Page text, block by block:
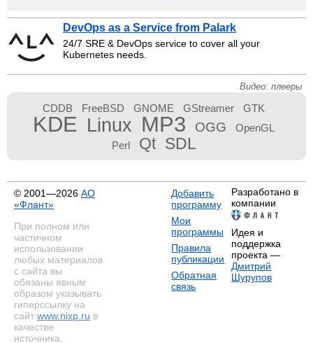
DevOps as a Service from Palark
24/7 SRE & DevOps service to cover all your
Kubernetes needs.
Видео: плееры
CDDB FreeBSD GNOME GStreamer GTK
KDE Linux MP3 OGG
OpenGL
Perl
Qt SDL
© 2001—2026 АО
«Флант»
При полном или
частичном
использовании
любых материалов
с сайта вы
обязаны явным
образом указывать
гиперссылку на
сайт www.nixp.ru в
качестве
источника.
Добавить
программу
Мои
программы
Правила
публикации
Обратная
связь
Разработано в
компании
Идея и
поддержка
проекта —
Дмитрий
Шурупов